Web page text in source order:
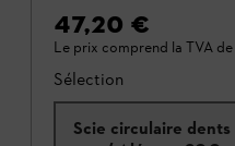
47,20 €
Le prix comprend la TVA
Sélection
Scie circulaire